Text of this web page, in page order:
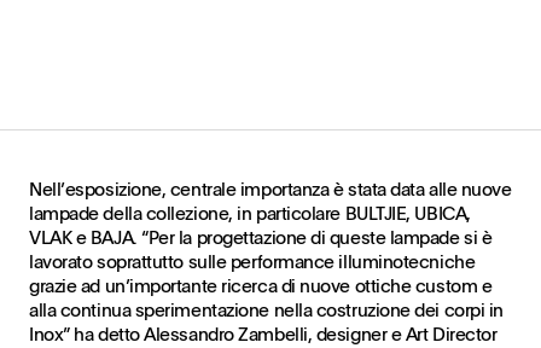
Nell’esposizione, centrale importanza è stata data alle nuove
lampade della collezione, in particolare BULTJIE, UBICA,
VLAK e BAJA. “Per la progettazione di queste lampade si è
lavorato soprattutto sulle performance illuminotecniche
grazie ad un’importante ricerca di nuove ottiche custom e
alla continua sperimentazione nella costruzione dei corpi in
Inox” ha detto Alessandro Zambelli, designer e Art Director